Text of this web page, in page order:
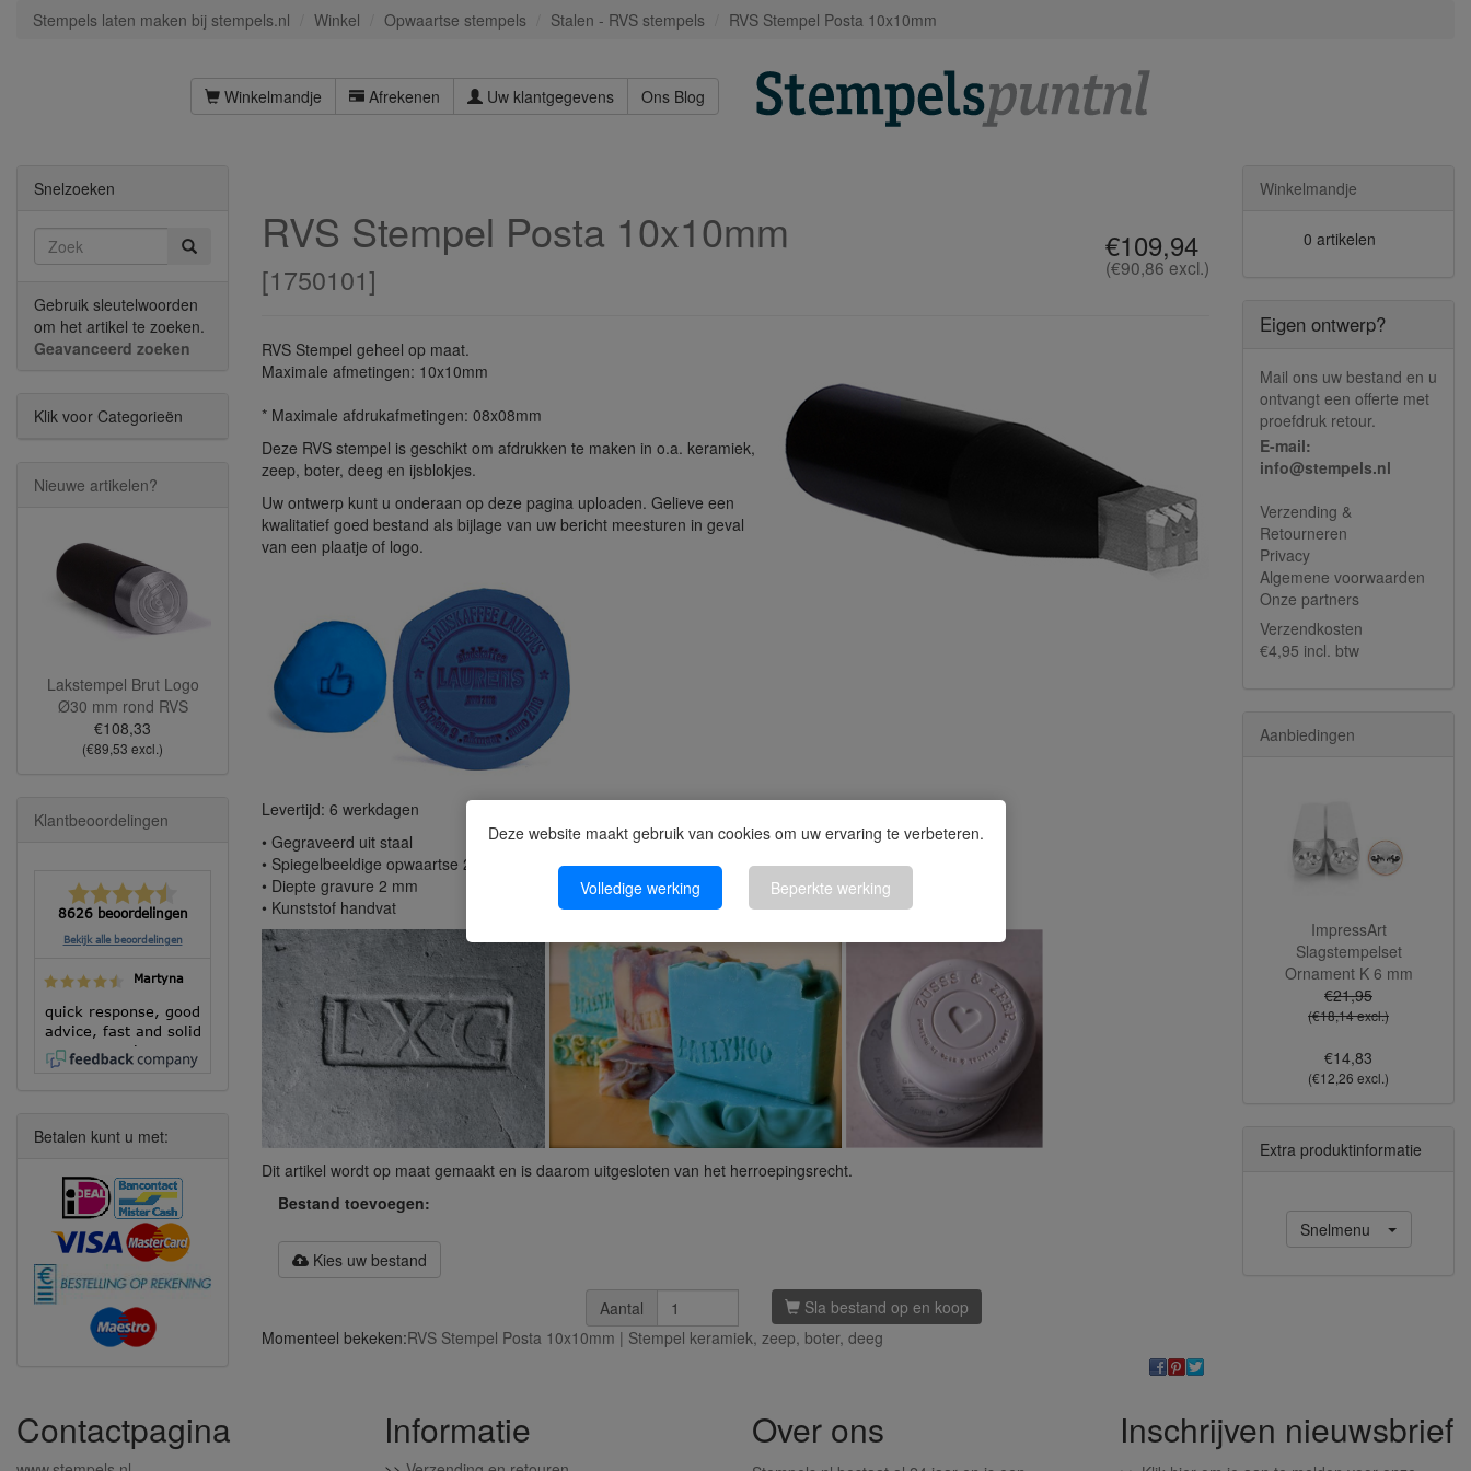
Deze website maakt gebruik van cookies om uw ervaring te verbeteren.
Volledige werking Beperkte werking
Stempels laten maken bij stempels.nl Winkel Opwaartse stempels Stalen - RVS stempels RVS Stempel Posta 10x10mm
Winkelmandje Afrekenen Uw klantgegevens Ons Blog
€109,94
(€90,86 excl.)
RVS Stempel Posta 10x10mm
[1750101]
RVS Stempel geheel op maat.
Maximale afmetingen: 10x10mm
* Maximale afdrukafmetingen: 08x08mm
Deze RVS stempel is geschikt om afdrukken te maken in o.a. keramiek,
zeep, boter, deeg en ijsblokjes.
Uw ontwerp kunt u onderaan op deze pagina uploaden. Gelieve een
kwalitatief goed bestand als bijlage van uw bericht meesturen in geval
van een plaatje of logo.
Levertijd: 6 werkdagen
• Gegraveerd uit staal
• Spiegelbeeldige opwaartse 2d-gravure
• Diepte gravure 2 mm
• Kunststof handvat
Dit artikel wordt op maat gemaakt en is daarom uitgesloten van het herroepingsrecht.
Bestand toevoegen:
Kies uw bestand
Aantal
Sla bestand op en koop
Momenteel bekeken:RVS Stempel Posta 10x10mm | Stempel keramiek, zeep, boter, deeg
Snelzoeken
Gebruik sleutelwoorden
om het artikel te zoeken.
Geavanceerd zoeken
Klik voor Categorieën
Nieuwe artikelen?
Lakstempel Brut Logo
Ø30 mm rond RVS
€108,33
(€89,53 excl.)
Klantbeoordelingen
8626 beoordelingen
Bekijk alle beoordelingen
Martyna
quick response, good
advice, fast and solid
execution!
Betalen kunt u met:
Winkelmandje
0 artikelen
Eigen ontwerp?
Mail ons uw bestand en u
ontvangt een offerte met
proefdruk retour.
E-mail:
info@stempels.nl
Verzending &
Retourneren
Privacy
Algemene voorwaarden
Onze partners
Verzendkosten
€4,95 incl. btw
Aanbiedingen
ImpressArt
Slagstempelset
Ornament K 6 mm
€21,95
(€18,14 excl.)
€14,83
(€12,26 excl.)
Extra produktinformatie
Snelmenu
Contactpagina Informatie Over ons Inschrijven nieuwsbrief